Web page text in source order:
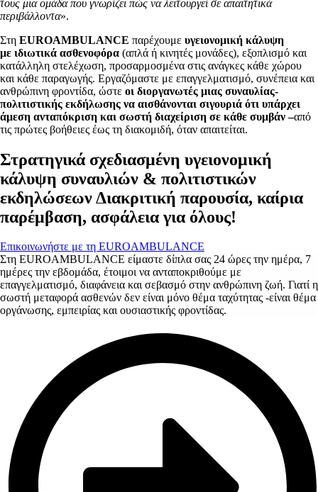
τους μια ομάδα που γνωρίζει πώς να λειτουργεί σε απαιτητικά
περιβάλλοντα».
Στη EUROAMBULANCE παρέχουμε υγειονομική κάλυψη
με ιδιωτικά ασθενοφόρα (απλά ή κινητές μονάδες), εξοπλισμό και
κατάλληλη στελέχωση, προσαρμοσμένα στις ανάγκες κάθε χώρου
και κάθε παραγωγής. Εργαζόμαστε με επαγγελματισμό, συνέπεια και
ανθρώπινη φροντίδα, ώστε οι διοργανωτές μιας συναυλίας-
πολιτιστικής εκδήλωσης να αισθάνονται σιγουριά ότι υπάρχει
άμεση ανταπόκριση και σωστή διαχείριση σε κάθε συμβάν –από
τις πρώτες βοήθειες έως τη διακομιδή, όταν απαιτείται.
Στρατηγικά σχεδιασμένη υγειονομική
κάλυψη συναυλιών & πολιτιστικών
εκδηλώσεων Διακριτική παρουσία, καίρια
παρέμβαση, ασφάλεια για όλους!
Επικοινωνήστε με τη EUROAMBULANCE
Στη EUROAMBULANCE είμαστε δίπλα σας 24 ώρες την ημέρα, 7
ημέρες την εβδομάδα, έτοιμοι να ανταποκριθούμε με
επαγγελματισμό, διαφάνεια και σεβασμό στην ανθρώπινη ζωή. Γιατί η
σωστή μεταφορά ασθενών δεν είναι μόνο θέμα ταχύτητας -είναι θέμα
οργάνωσης, εμπειρίας και ουσιαστικής φροντίδας.